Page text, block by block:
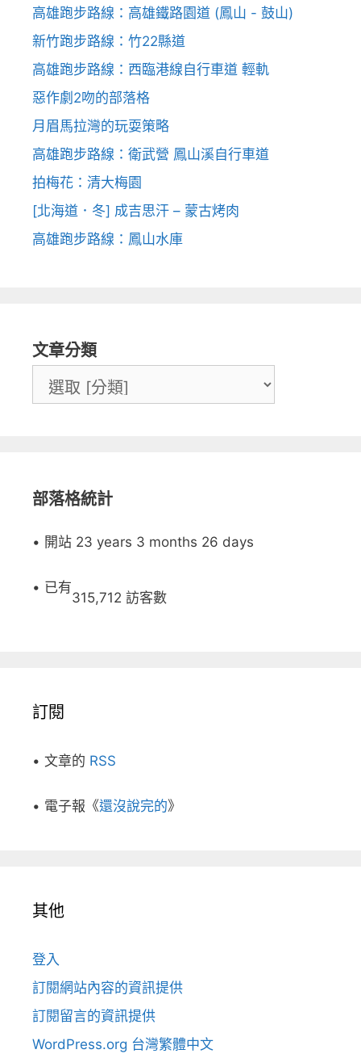
高雄跑步路線：高雄鐵路園道 (鳳山 - 鼓山)
新竹跑步路線：竹22縣道
高雄跑步路線：西臨港線自行車道 輕軌
惡作劇2吻的部落格
月眉馬拉灣的玩耍策略
高雄跑步路線：衛武營 鳳山溪自行車道
拍梅花：清大梅園
[北海道．冬] 成吉思汗 – 蒙古烤肉
高雄跑步路線：鳳山水庫
文章分類
部落格統計
• 開站 23 years 3 months 26 days
• 已有
315,712 訪客數
訂閱
• 文章的 RSS
• 電子報《還沒說完的》
其他
登入
訂閱網站內容的資訊提供
訂閱留言的資訊提供
WordPress.org 台灣繁體中文